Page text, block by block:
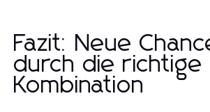
Fazit: Neue
durch die richtige
Kombination